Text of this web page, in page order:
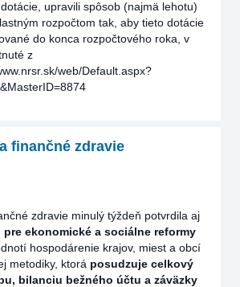
upravili spôsob (najmä lehotu)
rozpočtom tak, aby tieto dotácie
do konca rozpočtového roka, v
z
web/Default.aspx?
finančné zdravie
zdravie minulý týždeň potvrdila aj
ekonomické a sociálne reformy
hospodárenie krajov, miest a obcí
metodiky, ktorá posudzuje celkový
bilanciu bežného účtu a záväzky